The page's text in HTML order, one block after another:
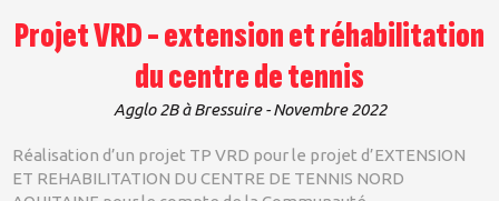
Projet VRD - extension et réhabilitation
du centre de tennis
Agglo 2B à Bressuire - Novembre 2022
Réalisation d’un projet TP VRD pour le projet d’EXTENSION
ET REHABILITATION DU CENTRE DE TENNIS NORD